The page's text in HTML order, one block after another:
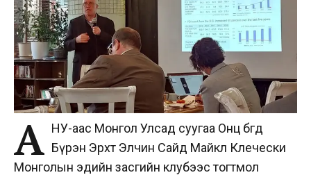
А НУ-аас Монгол Улсад суугаа Онц бөгөөд
Бүрэн Эрхт Элчин Сайд Майкл Клечески
Монголын эдийн засгийн клубээс тогтмол